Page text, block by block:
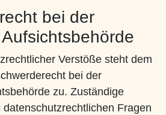
bei der
Verstöße steht dem
bei der
zu. Zuständige
Fragen